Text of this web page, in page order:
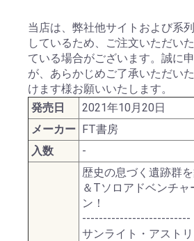
当店は、弊社他サイトおよび系
しているため、ご注文いただい
ている場合がございます。誠に
が、あらかじめご了承いただい
けます様お願いいたします。
発売日
2021年10月20日
メーカー FT書房
入数
-
歴史の息づく遺跡群
＆Tソロアドベンチャ
ン！
--------------------------
サンライト・アスト